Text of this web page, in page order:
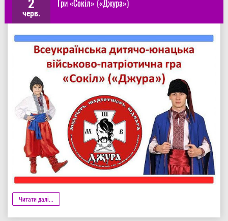
черв.
Гри «Сокіл» («Джура»)
Деталі
Читати далі...